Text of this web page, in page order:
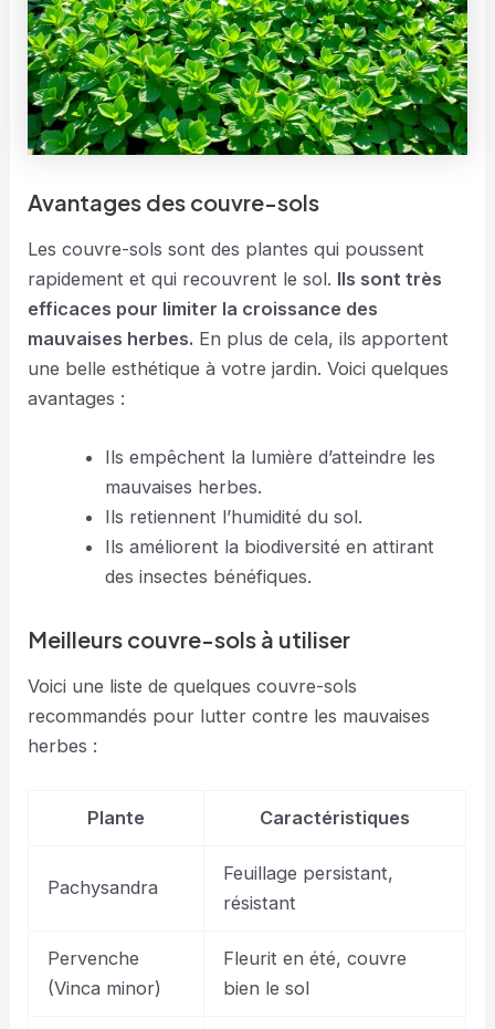
Avantages des couvre-sols
Les couvre-sols sont des plantes qui poussent
rapidement et qui recouvrent le sol. Ils sont très
efficaces pour limiter la croissance des
mauvaises herbes. En plus de cela, ils apportent
une belle esthétique à votre jardin. Voici quelques
avantages :
Ils empêchent la lumière d’atteindre les
mauvaises herbes.
Ils retiennent l’humidité du sol.
Ils améliorent la biodiversité en attirant
des insectes bénéfiques.
Meilleurs couvre-sols à utiliser
Voici une liste de quelques couvre-sols
recommandés pour lutter contre les mauvaises
herbes :
Plante Caractéristiques
Pachysandra
Feuillage persistant,
résistant
Pervenche
(Vinca minor)
Fleurit en été, couvre
bien le sol